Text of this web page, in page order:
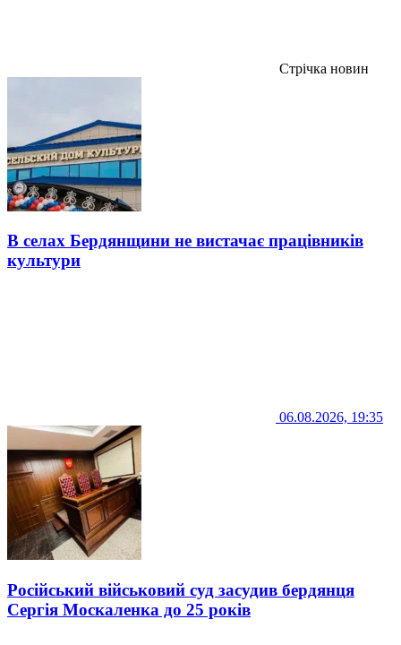
Стрічка новин
В селах Бердянщини не вистачає працівників
культури
06.08.2026, 19:35
Російський військовий суд засудив бердянця
Сергія Москаленка до 25 років